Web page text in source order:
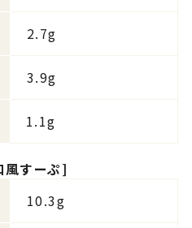
2.7g
3.9g
1.1g
風すーぷ]
10.3g